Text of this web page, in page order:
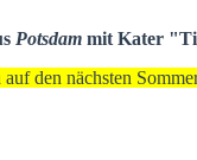
Potsdam mit Kater
den nächsten Sommer